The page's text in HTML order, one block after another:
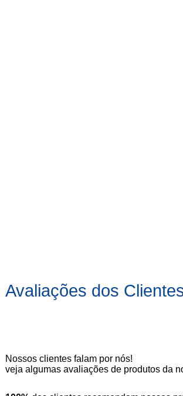
Avaliações dos
Nossos clientes falam por nós!
veja algumas avaliações de produtos da